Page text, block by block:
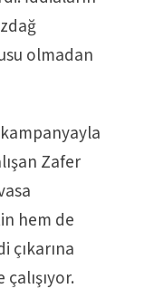
olmadan
Zafer
hem de
çıkarına